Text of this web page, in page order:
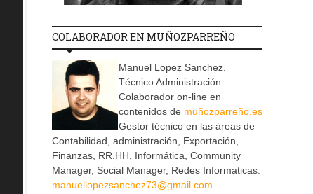
COLABORADOR EN MUÑOZPARREÑO
Manuel Lopez Sanchez.
Técnico Administración.
Colaborador on-line en
contenidos de muñozparreño.es
Gestor técnico en las áreas de
Contabilidad, administración, Exportación,
Finanzas, RR.HH, Informática, Community
Manager, Social Manager, Redes Informaticas.
manuellopezsanchez73@gmail.com